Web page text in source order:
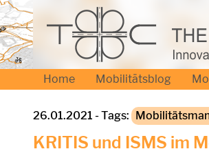
Home Mobilitätsblog
26.01.2021 - Tags:
KRITIS und ISMS im